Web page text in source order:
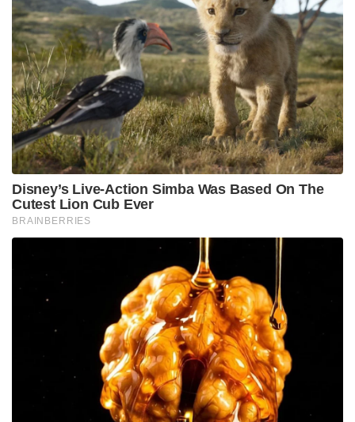
ധോണിയുടെ ഭാവിയെക്കുറിച്ച് ചോദ്യങ്ങൾ ഉയർന്നു.
എന്നാൽ ഇതിനോട് കൃത്യമായ മറുപടി നൽകാൻ
ഫ്ലെമിംഗ് തയ്യാറായില്ല. “അത് മാനേജ്‌മെന്റ്
എടുക്കേണ്ട തീരുമാനമാണ്. ധോണി ഈ സീസണിൽ
കളിച്ചില്ലെങ്കിലും ടീമിനൊപ്പം ഉണ്ടായിരുന്നു എന്നത്
യുവതാരങ്ങൾക്ക് വലിയ ആത്മവിശ്വാസമാണ്
നൽകിയത്. ടീമിൽ അദ്ദേഹത്തിന്റെ സ്വാധീനം വളരെ
വലുതാണ്. ചെന്നൈയുടെ ഭാവിക്കായുള്ള പുതിയ
തലമുറ കളിക്കാരെ വാർത്തെടുക്കാൻ ഞങ്ങൾക്ക്
കഴിഞ്ഞിട്ടുണ്ട്,” ഫ്ലെമിംഗ് പറഞ്ഞു.
Tags: MS Dhoni